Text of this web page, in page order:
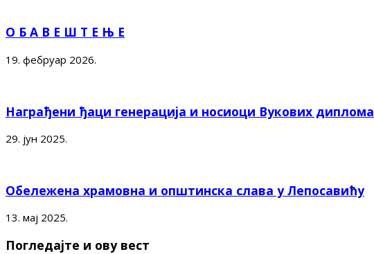
О Б А В Е Ш Т Е Њ Е
19. фебруар 2026.
Награђени ђаци генерација и носиоци Вукових диплома
29. јун 2025.
Обележена храмовна и општинска слава у Лепосавићу
13. мај 2025.
Погледајте и ову вест